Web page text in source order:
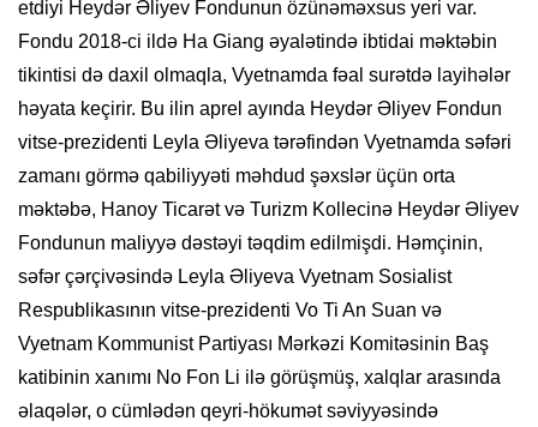
etdiyi Heydər Əliyev Fondunun özünəməxsus yeri var.
Fondu 2018-ci ildə Ha Giang əyalətində ibtidai məktəbin
tikintisi də daxil olmaqla, Vyetnamda fəal surətdə layihələr
həyata keçirir. Bu ilin aprel ayında Heydər Əliyev Fondun
vitse-prezidenti Leyla Əliyeva tərəfindən Vyetnamda səfəri
zamanı görmə qabiliyyəti məhdud şəxslər üçün orta
məktəbə, Hanoy Ticarət və Turizm Kollecinə Heydər Əliyev
Fondunun maliyyə dəstəyi təqdim edilmişdi. Həmçinin,
səfər çərçivəsində Leyla Əliyeva Vyetnam Sosialist
Respublikasının vitse-prezidenti Vo Ti An Suan və
Vyetnam Kommunist Partiyası Mərkəzi Komitəsinin Baş
katibinin xanımı No Fon Li ilə görüşmüş, xalqlar arasında
əlaqələr, o cümlədən qeyri-hökumət səviyyəsində